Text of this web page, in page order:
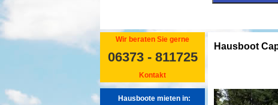
Wir beraten Sie gerne
06373 - 811725
Kontakt
Hausboote mieten in:
Hausboot